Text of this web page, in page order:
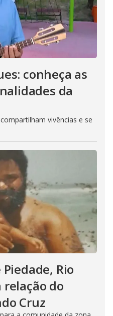
conheça as
da
vivências e se
Rio
relação do
Cruz